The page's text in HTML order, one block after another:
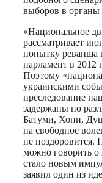
выборов в органы
«Национальное
рассматривает
попытку реванша
парламент в 2012
Поэтому
украинскими
преследование
задержаны по
Батуми, Хони,
на свободное
не поздоровится.
можно говорить о
стало новым
заявил один из